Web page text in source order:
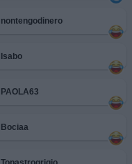
nontengodinero
Isabo
PAOLA63
Bociaa